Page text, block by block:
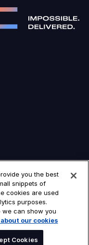
you the best
snippets of
cookies are used
purposes.
we can show you
our cookies
Cookies